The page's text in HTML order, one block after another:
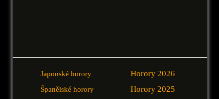
Japonské horory
Španělské horory
Horory 2026
Horory 2025